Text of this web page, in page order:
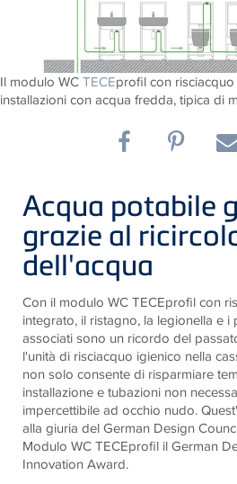
Il modulo WCTECEprofil con
installazioni con acqua fredda, tipica di
Acqua potabile
grazie al
dell'acqua
Con il modulo WC TECEprofil con
integrato, il ristagno, la legionella e i
associati sono un ricordo del
l'unità di risciacquo igienico nella
non solo consente di risparmiare
installazione e tubazioni non
impercettibile ad occhio nudo.
alla giuria del German Design
Modulo WC TECEprofil il German
Innovation Award.